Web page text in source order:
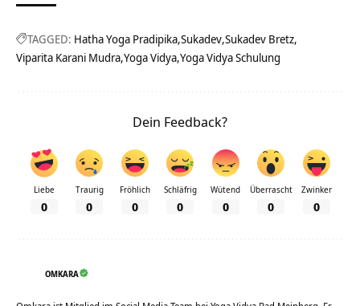
TAGGED: Hatha Yoga Pradipika Sukadev Sukadev Bretz
Viparita Karani Mudra Yoga Vidya Yoga Vidya Schulung
Dein Feedback?
Liebe
0
Traurig
0
Fröhlich
0
Schläfrig
0
Wütend
0
Überrascht
0
Zwinker
0
OMKARA